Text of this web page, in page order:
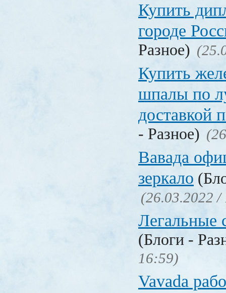
Купить
городе
Разное)
Купить
шпалы по
доставкой
- Разное)
Вавада
зеркало
(26.03.2022 /
Легальные
(Блоги -
16:59)
Vavada